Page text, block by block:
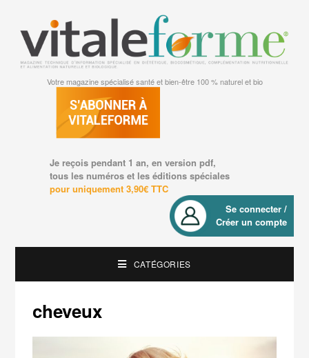
Votre magazine spécialisé santé et bien-être 100 % naturel et bio
Je reçois pendant 1 an, en version pdf,
tous les numéros et les éditions spéciales
pour uniquement 3,90€ TTC
Se connecter /
Créer un compte
CATÉGORIES
cheveux